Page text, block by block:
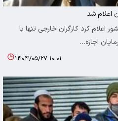
اعلام شد
اعلام کرد کارگران خارجی تنها با
اجازه…
۱۴۰۴/۰۵/۲۷ ۱۰:۰۱